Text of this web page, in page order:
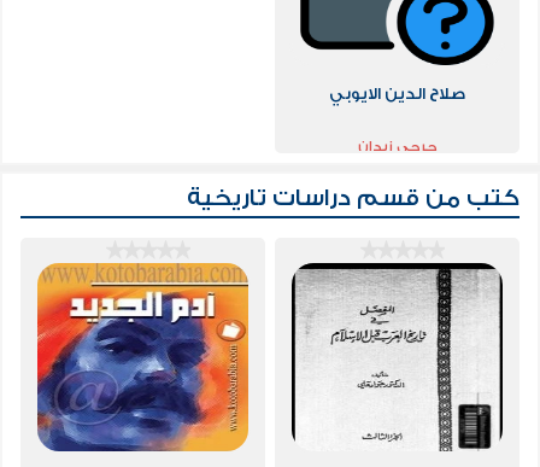
صلاح الدين الايوبي
جرجى زيدان
كتب من قسم دراسات تاريخية